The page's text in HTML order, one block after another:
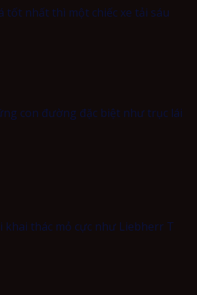
tốt nhất thì một chiếc xe tải sáu
con đường đặc biệt như trục lái
thác mỏ cực như Liebherr T